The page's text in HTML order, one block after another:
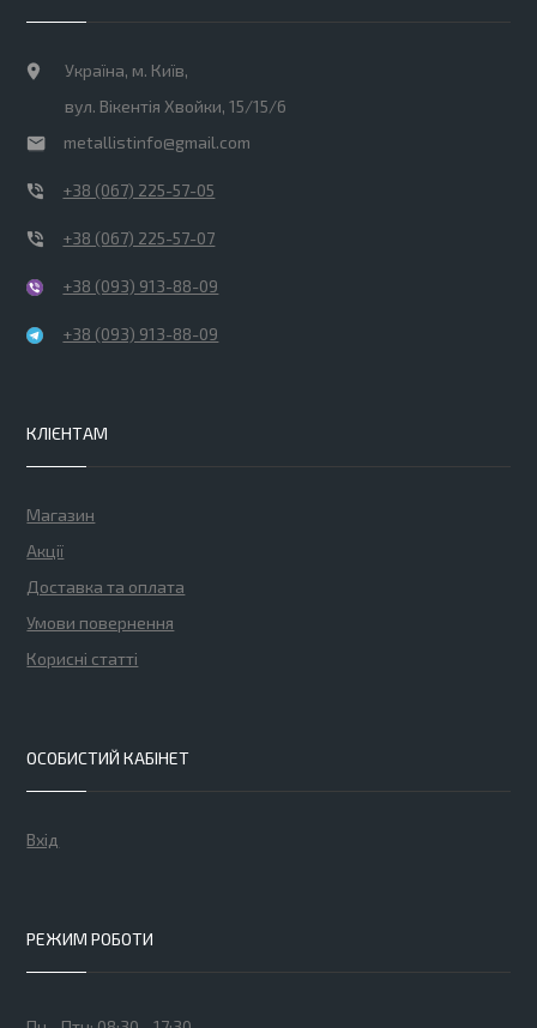
Україна, м. Київ,
вул. Вікентія Хвойки, 15/15/6
metallistinfo@gmail.com
+38 (067) 225-57-05
+38 (067) 225-57-07
+38 (093) 913-88-09
+38 (093) 913-88-09
КЛІЄНТАМ
Магазин
Акції
Доставка та оплата
Умови повернення
Корисні статті
ОСОБИСТИЙ КАБІНЕТ
Вхід
РЕЖИМ РОБОТИ